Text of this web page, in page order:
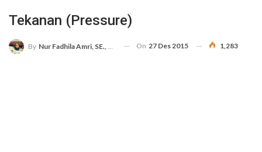
Tekanan (Pressure)
By Nur Fadhila Amri, SE., Ak., M.Si On 27 Des 2015 1,283